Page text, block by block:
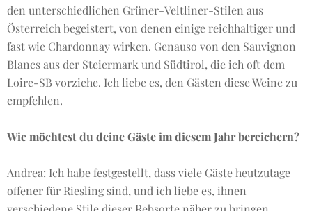
den unterschiedlichen Grüner-Veltliner-Stilen aus
Österreich begeistert, von denen einige reichhaltiger und
fast wie Chardonnay wirken. Genauso von den Sauvignon
Blancs aus der Steiermark und Südtirol, die ich oft dem
Loire-SB vorziehe. Ich liebe es, den Gästen diese Weine zu
empfehlen.
Wie möchtest du deine Gäste im diesem Jahr bereichern?
Andrea: Ich habe festgestellt, dass viele Gäste heutzutage
offener für Riesling sind, und ich liebe es, ihnen